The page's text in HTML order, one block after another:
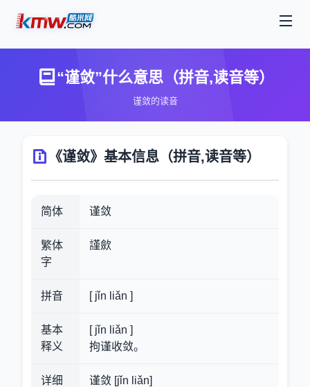
“谨敛”什么意思（拼音,读音等）
谨敛的读音
《谨敛》基本信息（拼音,读音等）
简体 谨敛
繁体
字
謹歛
拼音 [ jǐn liǎn ]
基本
释义
[ jǐn liǎn ]
拘谨收敛。
详细
谨敛 [jǐn liǎn]